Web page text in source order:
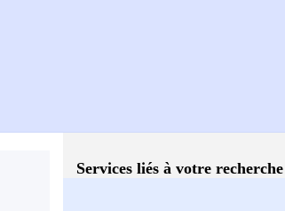
Services liés à votre recherche